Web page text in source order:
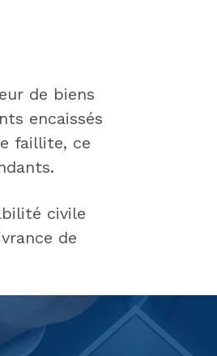
de biens
encaissés
faillite, ce
civile
de